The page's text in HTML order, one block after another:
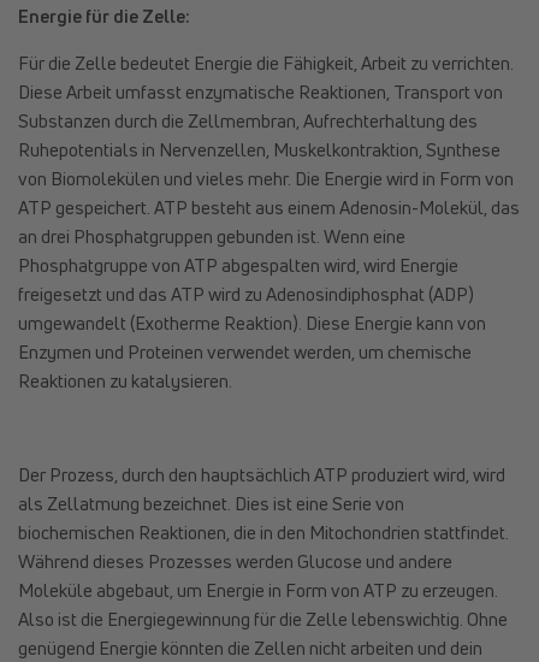
Energie für die Zelle:
Für die Zelle bedeutet Energie die Fähigkeit, Arbeit zu verrichten.
Diese Arbeit umfasst enzymatische Reaktionen, Transport von
Substanzen durch die Zellmembran, Aufrechterhaltung des
Ruhepotentials in Nervenzellen, Muskelkontraktion, Synthese
von Biomolekülen und vieles mehr. Die Energie wird in Form von
ATP gespeichert. ATP besteht aus einem Adenosin-Molekül, das
an drei Phosphatgruppen gebunden ist. Wenn eine
Phosphatgruppe von ATP abgespalten wird, wird Energie
freigesetzt und das ATP wird zu Adenosindiphosphat (ADP)
umgewandelt (Exotherme Reaktion). Diese Energie kann von
Enzymen und Proteinen verwendet werden, um chemische
Reaktionen zu katalysieren.
Der Prozess, durch den hauptsächlich ATP produziert wird, wird
als Zellatmung bezeichnet. Dies ist eine Serie von
biochemischen Reaktionen, die in den Mitochondrien stattfindet.
Während dieses Prozesses werden Glucose und andere
Moleküle abgebaut, um Energie in Form von ATP zu erzeugen.
Also ist die Energiegewinnung für die Zelle lebenswichtig. Ohne
genügend Energie könnten die Zellen nicht arbeiten und dein